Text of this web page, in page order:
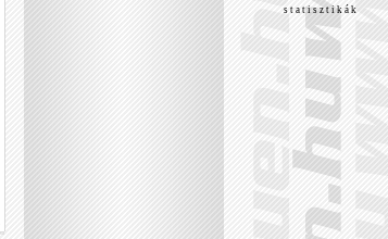
s t a t i s z t i k á k